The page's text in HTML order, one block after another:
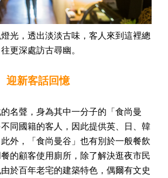
光，透出淡淡古味，客人來到這裡總
更深處訪古尋幽。
新客話回憶
名聲，身為其中一分子的「食尚曼
同國籍的客人，因此提供英、日、韓
外，「食尚曼谷」也有別於一般餐飲
的顧客使用廁所，除了解決逛夜市民
於百年老宅的建築特色，偶爾有文史